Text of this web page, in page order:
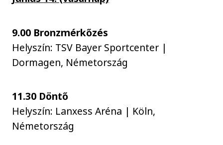
9.00 Bronzmérkőzés
Helyszín: TSV Bayer Sportcenter |
Dormagen, Németország
11.30 Döntő
Helyszín: Lanxess Aréna | Köln,
Németország